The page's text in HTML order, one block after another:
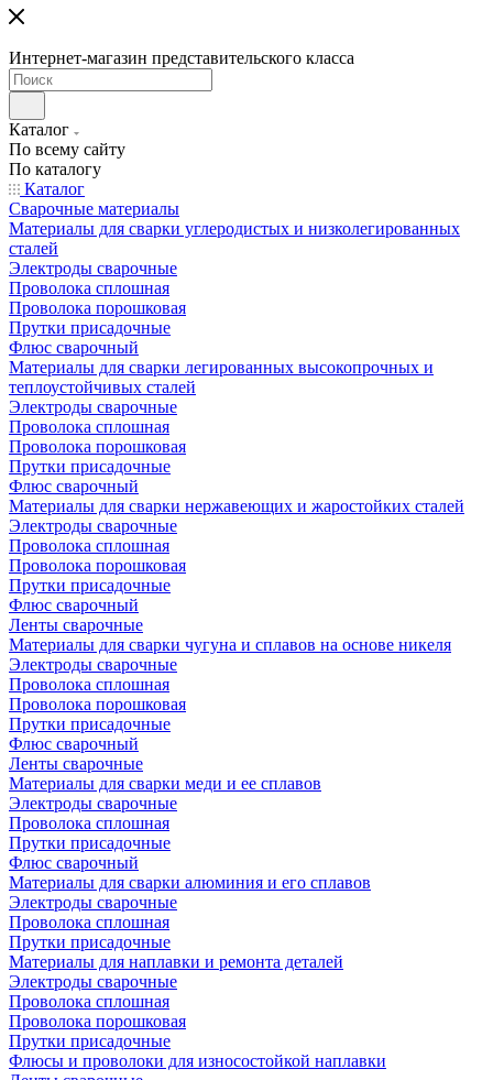
Интернет-магазин представительского класса
Каталог
По всему сайту
По каталогу
Каталог
Сварочные материалы
Материалы для сварки углеродистых и низколегированных
сталей
Электроды сварочные
Проволока сплошная
Проволока порошковая
Прутки присадочные
Флюс сварочный
Материалы для сварки легированных высокопрочных и
теплоустойчивых сталей
Электроды сварочные
Проволока сплошная
Проволока порошковая
Прутки присадочные
Флюс сварочный
Материалы для сварки нержавеющих и жаростойких сталей
Электроды сварочные
Проволока сплошная
Проволока порошковая
Прутки присадочные
Флюс сварочный
Ленты сварочные
Материалы для сварки чугуна и сплавов на основе никеля
Электроды сварочные
Проволока сплошная
Проволока порошковая
Прутки присадочные
Флюс сварочный
Ленты сварочные
Материалы для сварки меди и ее сплавов
Электроды сварочные
Проволока сплошная
Прутки присадочные
Флюс сварочный
Материалы для сварки алюминия и его сплавов
Электроды сварочные
Проволока сплошная
Прутки присадочные
Материалы для наплавки и ремонта деталей
Электроды сварочные
Проволока сплошная
Проволока порошковая
Прутки присадочные
Флюсы и проволоки для износостойкой наплавки